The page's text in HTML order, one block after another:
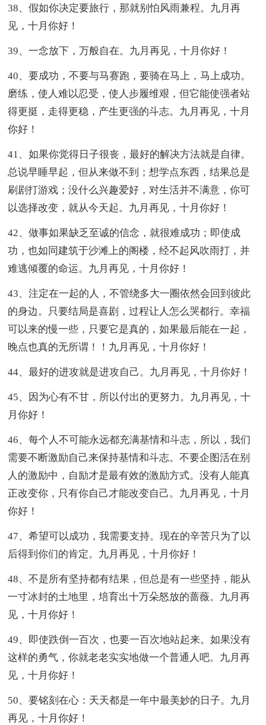
38、假如你决定要旅行，那就别怕风雨兼程。九月再
见，十月你好！
39、一念放下，万般自在。九月再见，十月你好！
40、要成功，不要与马赛跑，要骑在马上，马上成功。
磨练，使人难以忍受，使人步履维艰，但它能使强者站
得更挺，走得更稳，产生更强的斗志。九月再见，十月
你好！
41、如果你觉得日子很丧，最好的解决方法就是自律。
总说早睡早起，但从来做不到；想学点东西，结果总是
刷剧打游戏；没什么兴趣爱好，对生活并不满意，你可
以选择改变，就从今天起。九月再见，十月你好！
42、做事如果缺乏至诚的信念，就很难成功；即使成
功，也如同建筑于沙滩上的阁楼，经不起风吹雨打，并
难逃倾覆的命运。九月再见，十月你好！
43、注定在一起的人，不管绕多大一圈依然会回到彼此
的身边。只要结局是喜剧，过程让人怎么哭都行。幸福
可以来的慢一些，只要它是真的，如果最后能在一起，
晚点也真的无所谓！！九月再见，十月你好！
44、最好的进攻就是进攻自己。九月再见，十月你好！
45、因为心有不甘，所以付出的更努力。九月再见，十
月你好！
46、每个人不可能永远都充满基情和斗志，所以，我们
需要不断激励自己来保持基情和斗志。不要企图活在别
人的激励中，自励才是最有效的激励方式。没有人能真
正改变你，只有你自己才能改变自己。九月再见，十月
你好！
47、希望可以成功，我需要支持。现在的辛苦只为了以
后得到你们的肯定。九月再见，十月你好！
48、不是所有坚持都有结果，但总是有一些坚持，能从
一寸冰封的土地里，培育出十万朵怒放的蔷薇。九月再
见，十月你好！
49、即使跌倒一百次，也要一百次地站起来。如果没有
这样的勇气，你就老老实实地做一个普通人吧。九月再
见，十月你好！
50、要铭刻在心：天天都是一年中最美妙的日子。九月
再见，十月你好！